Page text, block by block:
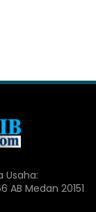
Usaha:
AB Medan 20151